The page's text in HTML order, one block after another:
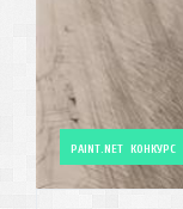
PAINT.NET КОНКУРС